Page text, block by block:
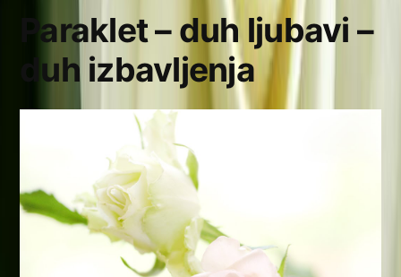
Paraklet – duh ljubavi –
duh izbavljenja